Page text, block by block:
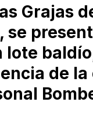
Grajas
se
lote
de la